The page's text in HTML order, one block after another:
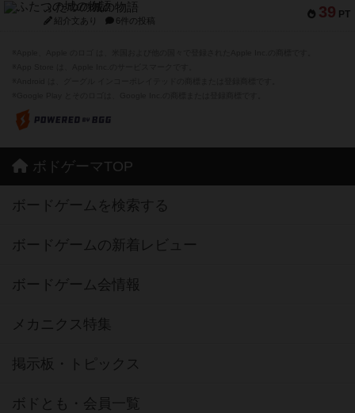
39 PT
ふたつの城の物語
紹介文あり 6件の投稿
ボドゲーマTOP
ボードゲームを検索する
ボードゲームの新着レビュー
ボードゲーム会情報
メカニクス特集
掲示板・トピックス
ボドとも・会員一覧